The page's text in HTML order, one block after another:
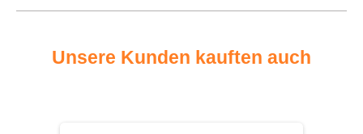
Unsere Kunden kauften auch